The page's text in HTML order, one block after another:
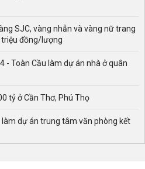
SJC, vàng nhẫn và vàng nữ trang
đồng/lượng
- Toàn Cầu làm dự án nhà ở quân
tỷ ở Cần Thơ, Phú Thọ
làm dự án trung tâm văn phòng kết